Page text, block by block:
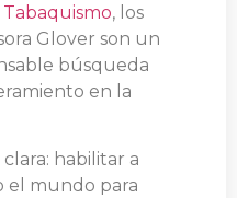
, los
Glover son un
búsqueda
en la
habilitar a
el mundo para